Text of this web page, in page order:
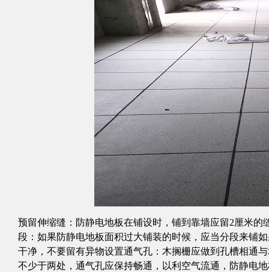
预留伸缩缝：防静电地板在铺设时，铺到靠墙应留2厘米
段：如果防静电地板面积过大铺装的时候，应当分段来
干净，不要留有异物设置通气孔：木搁栅应做到孔槽相
不少于两处，通气孔应保持畅通，以利空气流通，防静电